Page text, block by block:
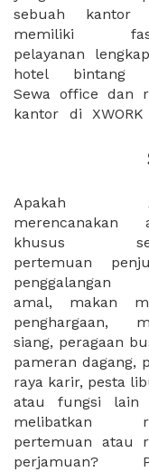
sebuah kantor
memiliki
pelayanan
hotel bintang
Sewa office dan
kantor di
kantor terbaik
dan juga sewa
murah karena
yang kami miliki
Apakah
merencanakan
khusus
pertemuan
penggalangan
amal, makan
penghargaan,
siang, peragaan
pameran dagang,
raya karir, pesta
atau fungsi lain
melibatkan
pertemuan atau
perjamuan?
menemukan lokasi
ideal untuk
khusus sesuai
Anda. Cukup
mengisi form
website kami
kebutuhan
akan keluar
penawaran
bagaimana acara
akan
XWORK
yang akan
membantu